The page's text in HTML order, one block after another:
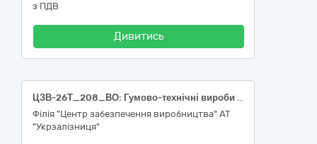
з ПДВ
Дивитись
ЦЗВ-26Т_208_ВО: Гумово-технічні вироби (34630000-2 Частини залізничних або трамвайних локомотивів чи рейкового рухомого складу; обладнання для контролю залізничного руху)
Філія "Центр забезпечення виробництва" АТ
"Укрзалізниця"